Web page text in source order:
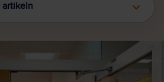
artikeln